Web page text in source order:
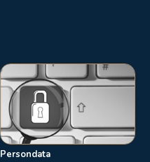
Persondata